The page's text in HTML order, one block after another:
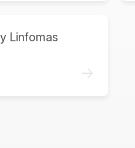
Linfomas
->